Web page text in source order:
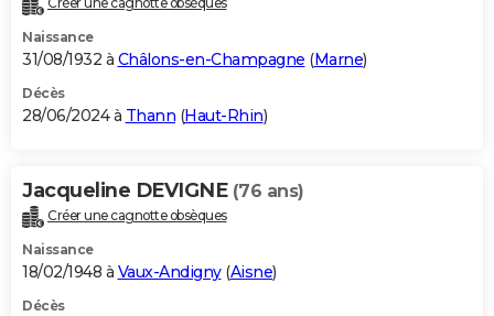
Naissance
31/08/1932 à Châlons-en-Champagne (Marne)
Décès
28/06/2024 à Thann (Haut-Rhin)
Jacqueline DEVIGNE (76 ans)
Créer une cagnotte obsèques
Naissance
18/02/1948 à Vaux-Andigny(Aisne)
Décès